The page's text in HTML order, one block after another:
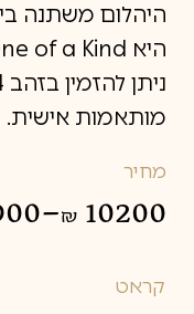
היהלום משתנה
היא One of a Kind.
מותאמות אישית.
מחיר
–₪ 10200
קראט